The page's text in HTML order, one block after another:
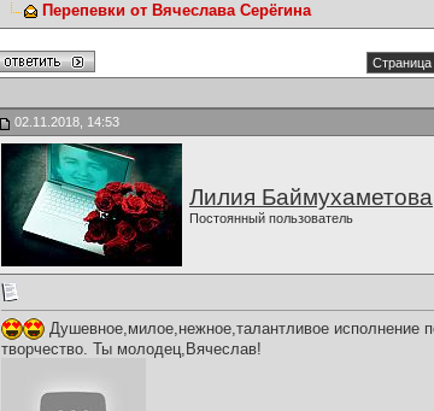
Перепевки от Вячеслава Серёгина
Страница
02.11.2018, 14:53
Лилия Баймухаметова
Постоянный пользователь
Душевное,милое,нежное,талантливое
творчество. Ты молодец,Вячеслав!